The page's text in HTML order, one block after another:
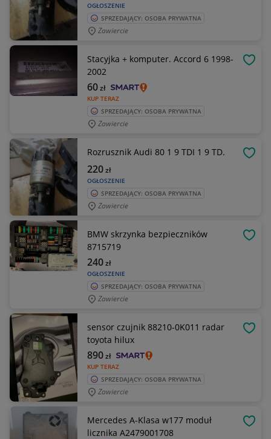
OGŁOSZENIE
SPRZEDAJĄCY: OSOBA PRYWATNA
Zawiercie
Stacyjka + komputer. Accord 6 1998-
2002
KUP TERAZ
60zł
SPRZEDAJĄCY: OSOBA PRYWATNA
Zawiercie
Rozrusznik Audi 80 1 9 TDI 1 9 TD.
OGŁOSZENIE
220zł
SPRZEDAJĄCY: OSOBA PRYWATNA
Zawiercie
BMW skrzynka bezpieczników
8715719
OGŁOSZENIE
240zł
SPRZEDAJĄCY: OSOBA PRYWATNA
Zawiercie
sensor czujnik 88210-0K011 radar
toyota hilux
KUP TERAZ
890zł
SPRZEDAJĄCY: OSOBA PRYWATNA
Zawiercie
Mercedes A-Klasa w177 moduł
licznika A2479001708